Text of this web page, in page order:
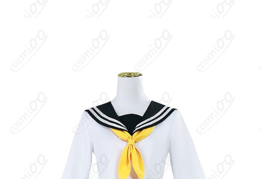
：シワに強い中厚ツイルは形が決まりやすい一
方、真夏の屋外では体感温度が上がりやすくなります。暑熱環境
ではインナーを吸汗速乾にし、こまめな休憩を推奨します。